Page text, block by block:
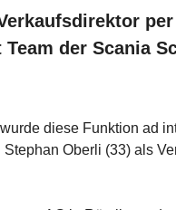
der Scania
diese Funktion ad
Oberli (33) als